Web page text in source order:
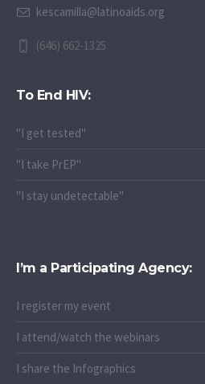
kescamilla@latinoaids.org
(646) 662-1325
To End HIV:
"I get tested"
"I take PrEP"
"I stay undetectable"
I’m a Participating Agency:
I register my event
I attend/watch the webinars
I share the Infographics